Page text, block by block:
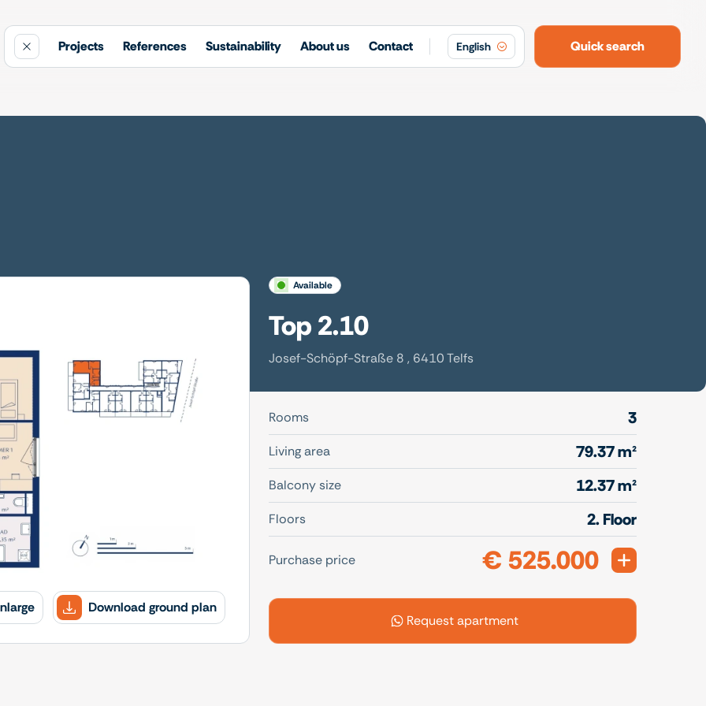
Projects References Sustainability About us Contact English Quick search
Download ground plan
available
Top 2.10
Josef-Schöpf-Straße 8 , 6410 Telfs
Rooms 3
Living area 79.37 m²
Balcony size 12.37 m²
Floors 2. Floor
Purchase price € 525.000
Request apartment